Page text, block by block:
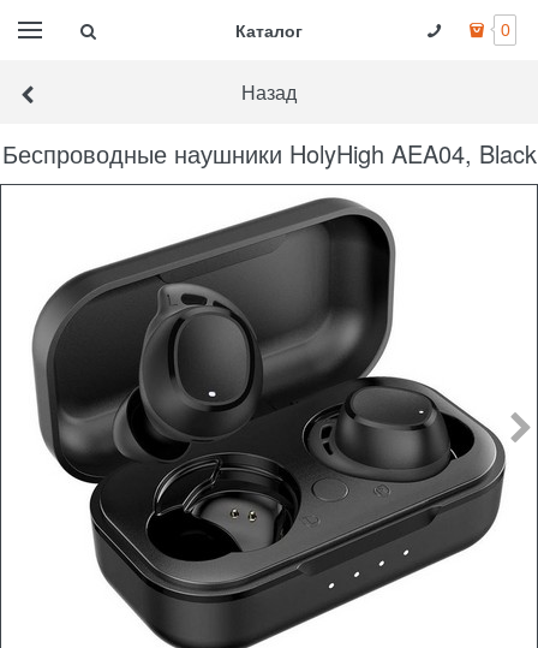
Каталог 0
Назад
Беспроводные наушники HolyHigh AEA04, Black